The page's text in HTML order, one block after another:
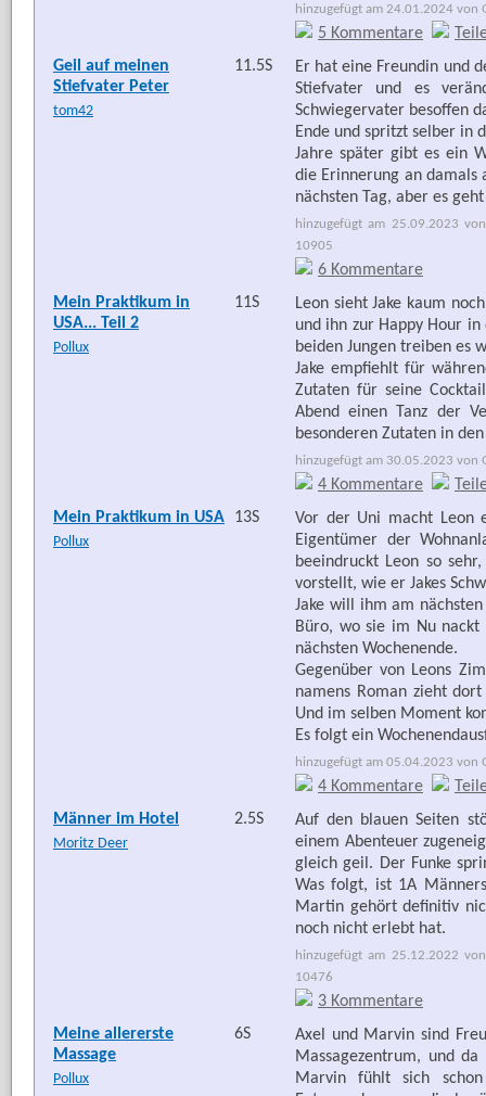
hinzugefügt am 24.01.2024 von
5 Kommentare
Geil auf meinen
Stiefvater Peter
tom42
11.5S
Er hat eine Freundin und
Stiefvater und es
Schwiegervater besoffen
Ende und spritzt selber in
Jahre später gibt es ein
die Erinnerung an damals
nächsten Tag, aber es
hinzugefügt am 25.09.2023
10905
6 Kommentare
Mein Praktikum in
USA... Teil 2
Pollux
11S
Leon sieht Jake kaum
und ihn zur Happy Hour
beiden Jungen treiben es
Jake empfiehlt für
Zutaten für seine
Abend einen Tanz der
besonderen Zutaten in
hinzugefügt am 30.05.2023 von
4 Kommentare
Mein Praktikum in USA
Pollux
13S
Vor der Uni macht Leon
Eigentümer der
beeindruckt Leon so
vorstellt, wie er Jakes
Jake will ihm am nächsten
Büro, wo sie im Nu nackt
nächsten Wochenende.
Gegenüber von Leons
namens Roman zieht
Und im selben Moment
Es folgt ein
hinzugefügt am 05.04.2023 von
4 Kommentare
Männer im Hotel
Moritz Deer
2.5S
Auf den blauen Seiten
einem Abenteuer
gleich geil. Der Funke
Was folgt, ist 1A
Martin gehört definitiv
noch nicht erlebt hat.
hinzugefügt am 25.12.2022
10476
3 Kommentare
Meine allererste
Massage
Pollux
6S
Axel und Marvin sind
Massagezentrum, und
Marvin fühlt sich